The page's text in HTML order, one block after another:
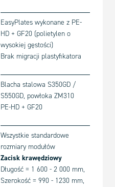
EasyPlates wykonane z PE-
HD + GF20 (polietylen o
wysokiej gęstości)
Brak migracji plastyfikatora
Blacha stalowa S350GD /
S550GD, powłoka ZM310
PE-HD + GF20
Wszystkie standardowe
rozmiary modułów
Zacisk krawędziowy
Długość = 1 600 - 2 000 mm,
Szerokość = 990 - 1230 mm,